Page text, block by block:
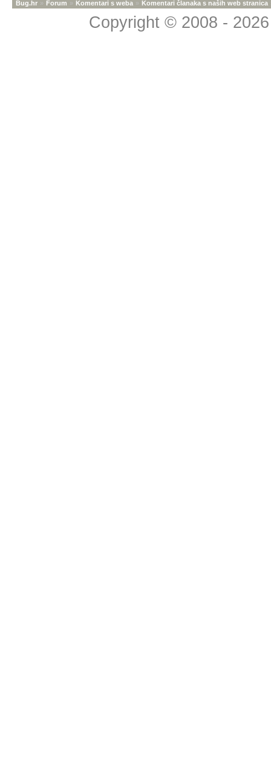
Bug.hr » Forum » Komentari s weba » Komentari članaka s naših web stranica
Copyright © 2008 -